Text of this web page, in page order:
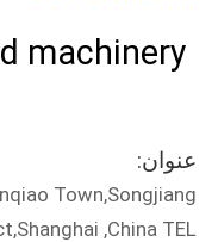
machinery
عنوان:
Town,Songjiang
,China TEL: